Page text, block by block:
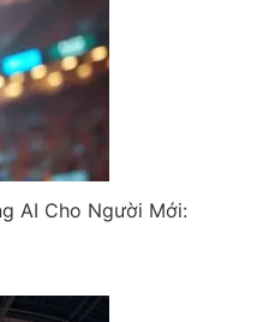
AI Cho Người Mới: